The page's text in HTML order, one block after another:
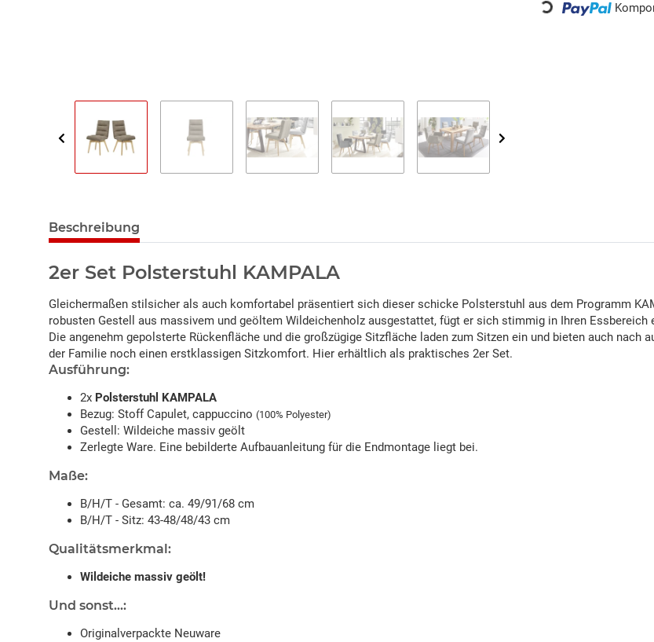
Loading...
Beschreibung
2er Set Polsterstuhl KAMPALA
Gleichermaßen stilsicher als auch komfortabel präsentiert sich dieser schicke Polsterstuhl aus dem Programm
robusten Gestell aus massivem und geöltem Wildeichenholz ausgestattet, fügt er sich stimmig in Ihren
Die angenehm gepolsterte Rückenfläche und die großzügige Sitzfläche laden zum Sitzen ein und bieten auch nach
der Familie noch einen erstklassigen Sitzkomfort. Hier erhältlich als praktisches 2er Set.
Ausführung:
2x Polsterstuhl KAMPALA
Bezug: Stoff Capulet, cappuccino (100% Polyester)
Gestell: Wildeiche massiv geölt
Zerlegte Ware. Eine bebilderte Aufbauanleitung für die Endmontage liegt bei.
Maße:
B/H/T - Gesamt: ca. 49/91/68 cm
B/H/T - Sitz: 43-48/48/43 cm
Qualitätsmerkmal:
Wildeiche massiv geölt!
Und sonst...:
Originalverpackte Neuware